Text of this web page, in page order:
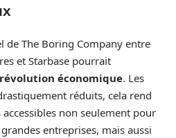
de The Boring Company entre
et Starbase pourrait
révolution économique. Les
réduits, cela rend
non seulement pour
entreprises, mais aussi